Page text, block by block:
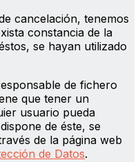
cancelación, tenemos
constancia de la
se hayan utilizado
de fichero
que tener un
usuario pueda
de éste, se
de la página web
de Datos.